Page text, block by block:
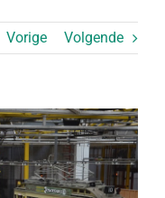
Vorige Volgende